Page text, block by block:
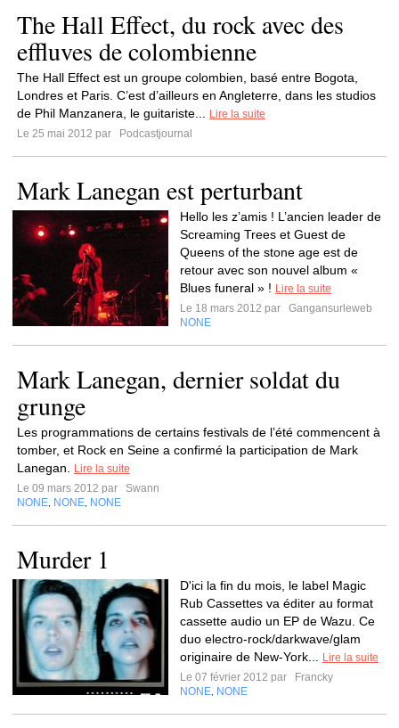
The Hall Effect, du rock avec des
effluves de colombienne
The Hall Effect est un groupe colombien, basé entre Bogota,
Londres et Paris. C’est d’ailleurs en Angleterre, dans les studios
de Phil Manzanera, le guitariste...
Lire la suite
Le 25 mai 2012 par
Podcastjournal
Mark Lanegan est perturbant
Hello les z’amis ! L’ancien leader de
Screaming Trees et Guest de
Queens of the stone age est de
retour avec son nouvel album «
Blues funeral » ! Lire la suite
Le 18 mars 2012 par
Gangansurleweb
NONE
Mark Lanegan, dernier soldat du
grunge
Les programmations de certains festivals de l’été commencent à
tomber, et Rock en Seine a confirmé la participation de Mark
Lanegan.
Lire la suite
Le 09 mars 2012 par
Swann
NONE NONE NONE
Murder 1
D'ici la fin du mois, le label Magic
Rub Cassettes va éditer au format
cassette audio un EP de Wazu. Ce
duo electro-rock/darkwave/glam
originaire de New-York...
Lire la suite
Le 07 février 2012 par
Francky
NONE NONE